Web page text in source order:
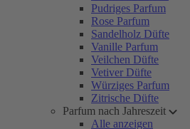
Pudriges Parfum
Rose Parfum
Sandelholz Düfte
Vanille Parfum
Veilchen Düfte
Vetiver Düfte
Würziges Parfum
Zitrische Düfte
Parfum nach Jahreszeit
Alle anzeigen